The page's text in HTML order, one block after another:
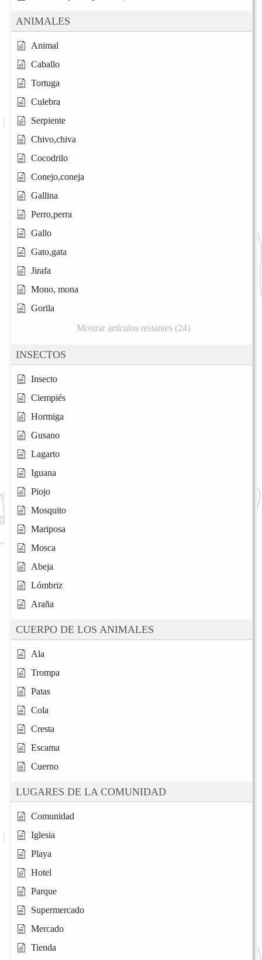
ANIMALES
Animal
Caballo
Tortuga
Culebra
Serpiente
Chivo,chiva
Cocodrilo
Conejo,coneja
Gallina
Perro,perra
Gallo
Gato,gata
Jirafa
Mono, mona
Gorila
Mostrar artículos restantes (24)
INSECTOS
Insecto
Ciempiés
Hormiga
Gusano
Lagarto
Iguana
Piojo
Mosquito
Mariposa
Mosca
Abeja
Lómbriz
Araña
CUERPO DE LOS ANIMALES
Ala
Trompa
Patas
Cola
Cresta
Escama
Cuerno
LUGARES DE LA COMUNIDAD
Comunidad
Iglesia
Playa
Hotel
Parque
Supermercado
Mercado
Tienda